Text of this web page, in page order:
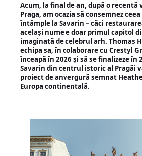
Acum, la final de an, după o
Praga, am ocazia să consemnez
întâmple la Savarin – căci
același nume e doar primul capitol
imaginată de celebrul arh. Thomas
echipa sa, în colaborare cu Crestyl
înceapă în 2026 și să se finalizeze în
Savarin din centrul istoric al Pragăi
proiect de anvergură semnat
Europa continentală.